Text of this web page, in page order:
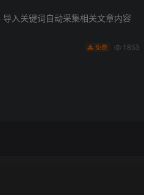
入关键词自动采集相关文章内容
免费 1853